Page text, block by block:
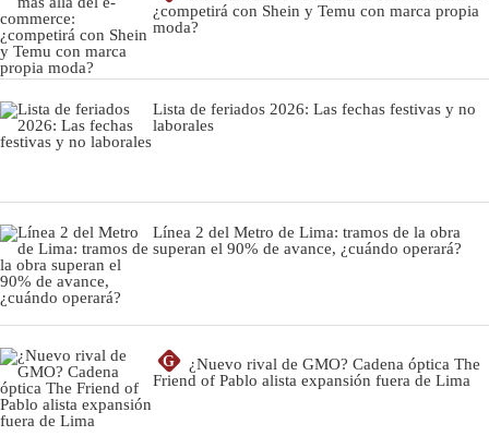
¿competirá con Shein y Temu con marca propia
moda?
Lista de feriados 2026: Las fechas festivas y no
laborales
Línea 2 del Metro de Lima: tramos de la obra
superan el 90% de avance, ¿cuándo operará?
G
¿Nuevo rival de GMO? Cadena óptica The
Friend of Pablo alista expansión fuera de Lima